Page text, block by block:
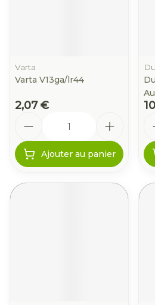
Varta
Varta V13ga/lr44
2,07 €
Ajouter au panier